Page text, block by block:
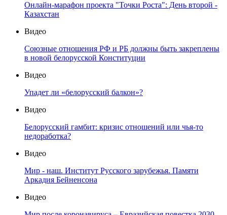
Онлайн-марафон проекта "Точки Роста": День второй -
Казахстан
Видео
Союзные отношения РФ и РБ должны быть закреплены
в новой белорусской Конституции
Видео
Упадет ли «белорусский балкон»?
Видео
Белорусский гамбит: кризис отношений или чья-то
недоработка?
Видео
Мир - наш. Институт Русского зарубежья. Памяти
Аркадия Бейненсона
Видео